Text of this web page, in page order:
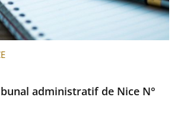
administratif de Nice N°